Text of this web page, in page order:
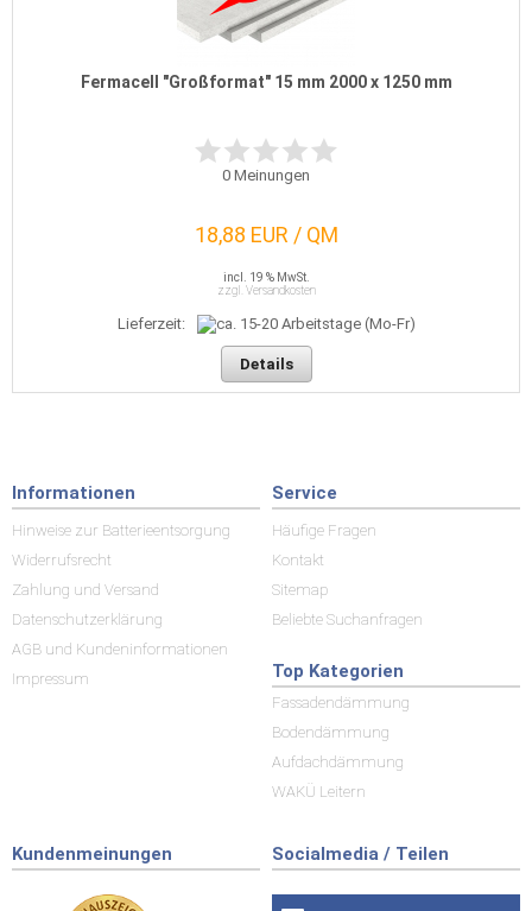
Fermacell "Großformat" 15 mm 2000 x 1250 mm
0 Meinungen
18,88 EUR / QM
incl. 19 % MwSt.
zzgl. Versandkosten
Lieferzeit:
Details
Informationen
Hinweise zur Batterieentsorgung
Widerrufsrecht
Zahlung und Versand
Datenschutzerklärung
AGB und Kundeninformationen
Impressum
Service
Häufige Fragen
Kontakt
Sitemap
Beliebte Suchanfragen
Top Kategorien
Fassadendämmung
Bodendämmung
Aufdachdämmung
WAKÜ Leitern
Kundenmeinungen Socialmedia / Teilen